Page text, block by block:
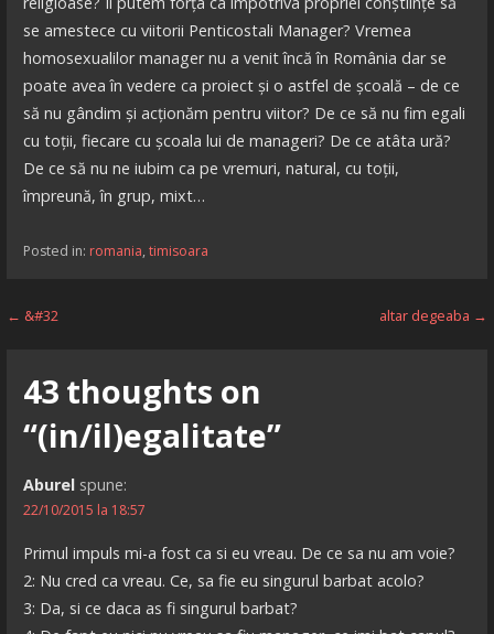
se amestece cu viitorii Penticostali Manager? Vremea
homosexualilor manager nu a venit încă în România dar se
poate avea în vedere ca proiect și o astfel de școală – de ce
să nu gândim și acționăm pentru viitor? De ce să nu fim egali
cu toții, fiecare cu școala lui de manageri? De ce atâta ură?
De ce să nu ne iubim ca pe vremuri, natural, cu toții,
împreună, în grup, mixt…
Posted in: romania, timisoara
Navigare
articole
← &#32 altar degeaba →
43 thoughts on
“(in/il)egalitate”
Aburel spune:
22/10/2015 la 18:57
Primul impuls mi-a fost ca si eu vreau. De ce sa nu am voie?
2: Nu cred ca vreau. Ce, sa fie eu singurul barbat acolo?
3: Da, si ce daca as fi singurul barbat?